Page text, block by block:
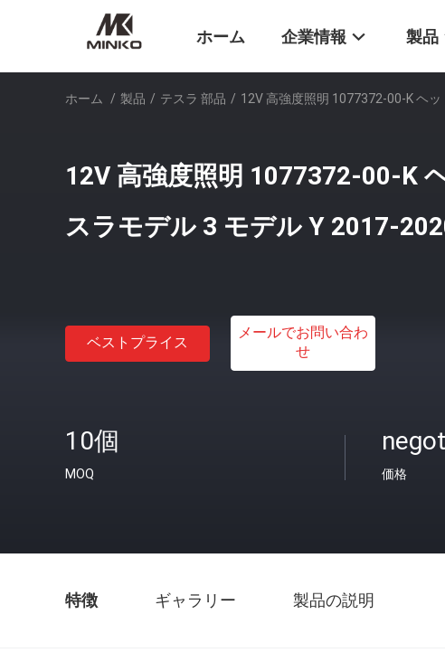
ホーム 企業情報 製品
ホーム / 製品 / テスラ 部品 / 12V 高強度照明 1077372-00-K ヘ
12V 高強度照明 1077372-00-K
スラモデル 3 モデル Y 2017-
ベストプライス
メールでお問い合わ
せ
10個
MOQ 価格
特徴 ギャラリー 製品の説明